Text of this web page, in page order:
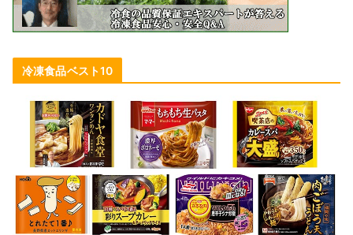
冷凍食品ベスト10